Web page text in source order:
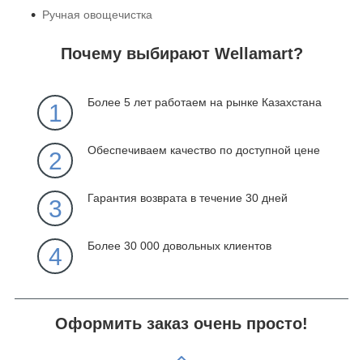
Ручная овощечистка
Почему выбирают Wellamart?
1 Более 5 лет работаем на рынке Казахстана
2 Обеспечиваем качество по доступной цене
3 Гарантия возврата в течение 30 дней
4 Более 30 000 довольных клиентов
Оформить заказ очень просто!